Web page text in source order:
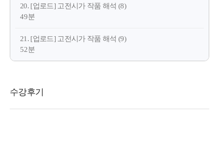
20. [업로드] 고전시가 작품 해석 (8)
49분
21. [업로드] 고전시가 작품 해석 (9)
52분